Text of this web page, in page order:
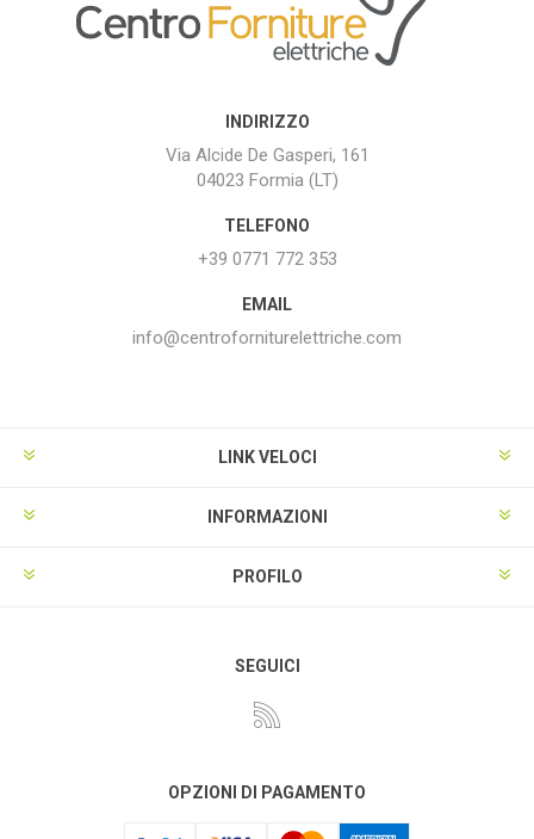
INDIRIZZO
Via Alcide De Gasperi, 161
04023 Formia (LT)
TELEFONO
+39 0771 772 353
EMAIL
info@centroforniturelettriche.com
LINK VELOCI
INFORMAZIONI
PROFILO
SEGUICI
OPZIONI DI PAGAMENTO